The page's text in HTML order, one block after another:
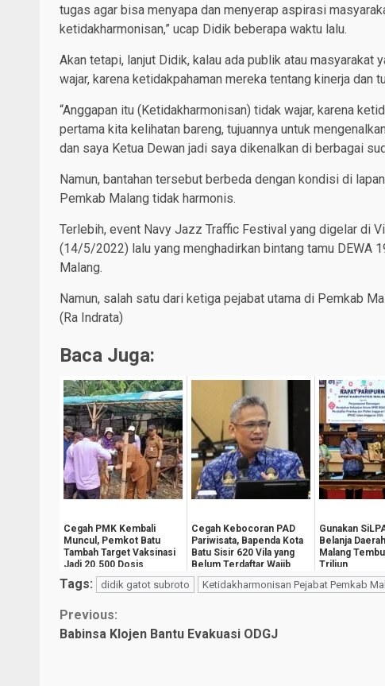
tugas agar bisa menyapa dan menyerap aspirasi
ketidakharmonisan,” ucap Didik beberapa waktu lalu.
Akan tetapi, lanjut Didik, kalau ada publik atau
wajar, karena ketidakpahaman mereka tentang kinerja dan
“Anggapan itu (Ketidakharmonisan) tidak wajar, karena
pertama kita kelihatan bareng, tujuannya untuk
dan saya Ketua Dewan jadi saya dikenalkan di berbagai
Namun, bantahan tersebut berbeda dengan kondisi di
Pemkab Malang tidak harmonis.
Terlebih, event Navy Jazz Traffic Festival yang digelar di
(14/5/2022) lalu yang menghadirkan bintang tamu DEWA
Malang.
Namun, salah satu dari ketiga pejabat utama di Pemkab
(Ra Indrata)
Baca Juga:
Cegah PMK Kembali
Muncul, Pemkot Batu
Tambah Target Vaksinasi
Jadi 20.500 Dosis
Cegah Kebocoran PAD
Pariwisata, Bapenda Kota
Batu Sisir 620 Vila yang
Belum Terdaftar Wajib
Pajak
Gunakan
Belanja
Malang
Triliun
Tags: didik gatot subroto Ketidakharmonisan Pejabat Pemkab
Continue
Previous:
Babinsa Klojen Bantu Evakuasi ODGJ